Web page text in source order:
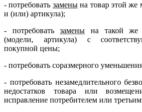
- потребовать заменына товар этой же
и (или) артикула);
- потребоватьзамены на такой же
(модели, артикула) с
покупной цены;
- потребовать соразмерного
- потребовать незамедлительного
недостатков товара или
исправление потребителем или